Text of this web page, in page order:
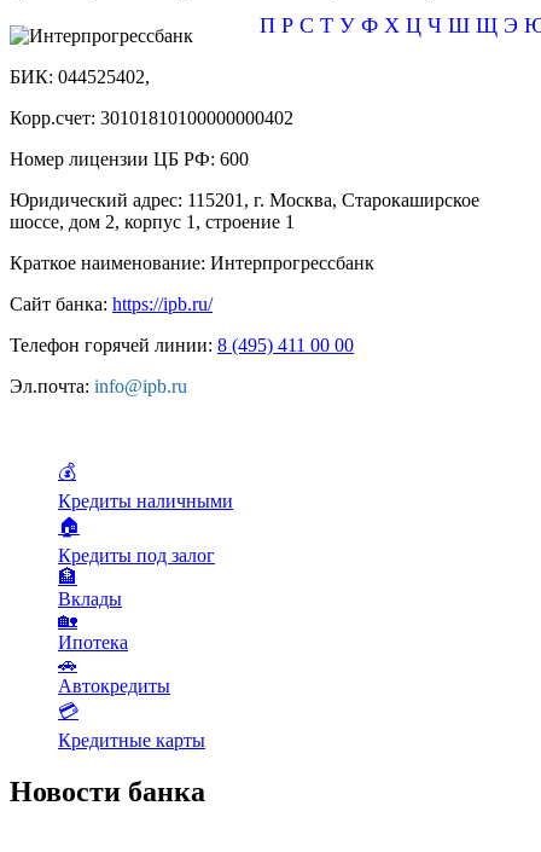
П Р С Т У Ф Х Ц Ч Ш Щ Э
БИК: 044525402,
Корр.счет: 30101810100000000402
Номер лицензии ЦБ РФ: 600
Юридический адрес: 115201, г. Москва, Старокаширское
шоссе, дом 2, корпус 1, строение 1
Краткое наименование: Интерпрогрессбанк
Сайт банка: https://ipb.ru/
Телефон горячей линии: 8 (495) 411 00 00
Эл.почта: info@ipb.ru
💰
Кредиты наличными
🏠
Кредиты под залог
🏦
Вклады
🏡
Ипотека
🚗
Автокредиты
💳
Кредитные карты
Новости банка